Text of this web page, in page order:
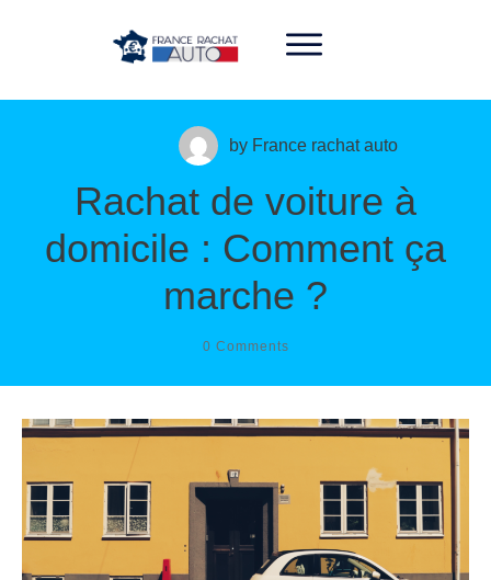
06 33 31 08 48
by France rachat auto
Rachat de voiture à
domicile : Comment ça
marche ?
0 Comments